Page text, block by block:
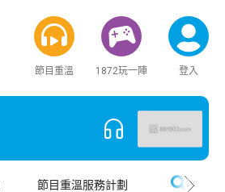
節目重溫 1872玩一陣 登入
節目重溫服務計劃